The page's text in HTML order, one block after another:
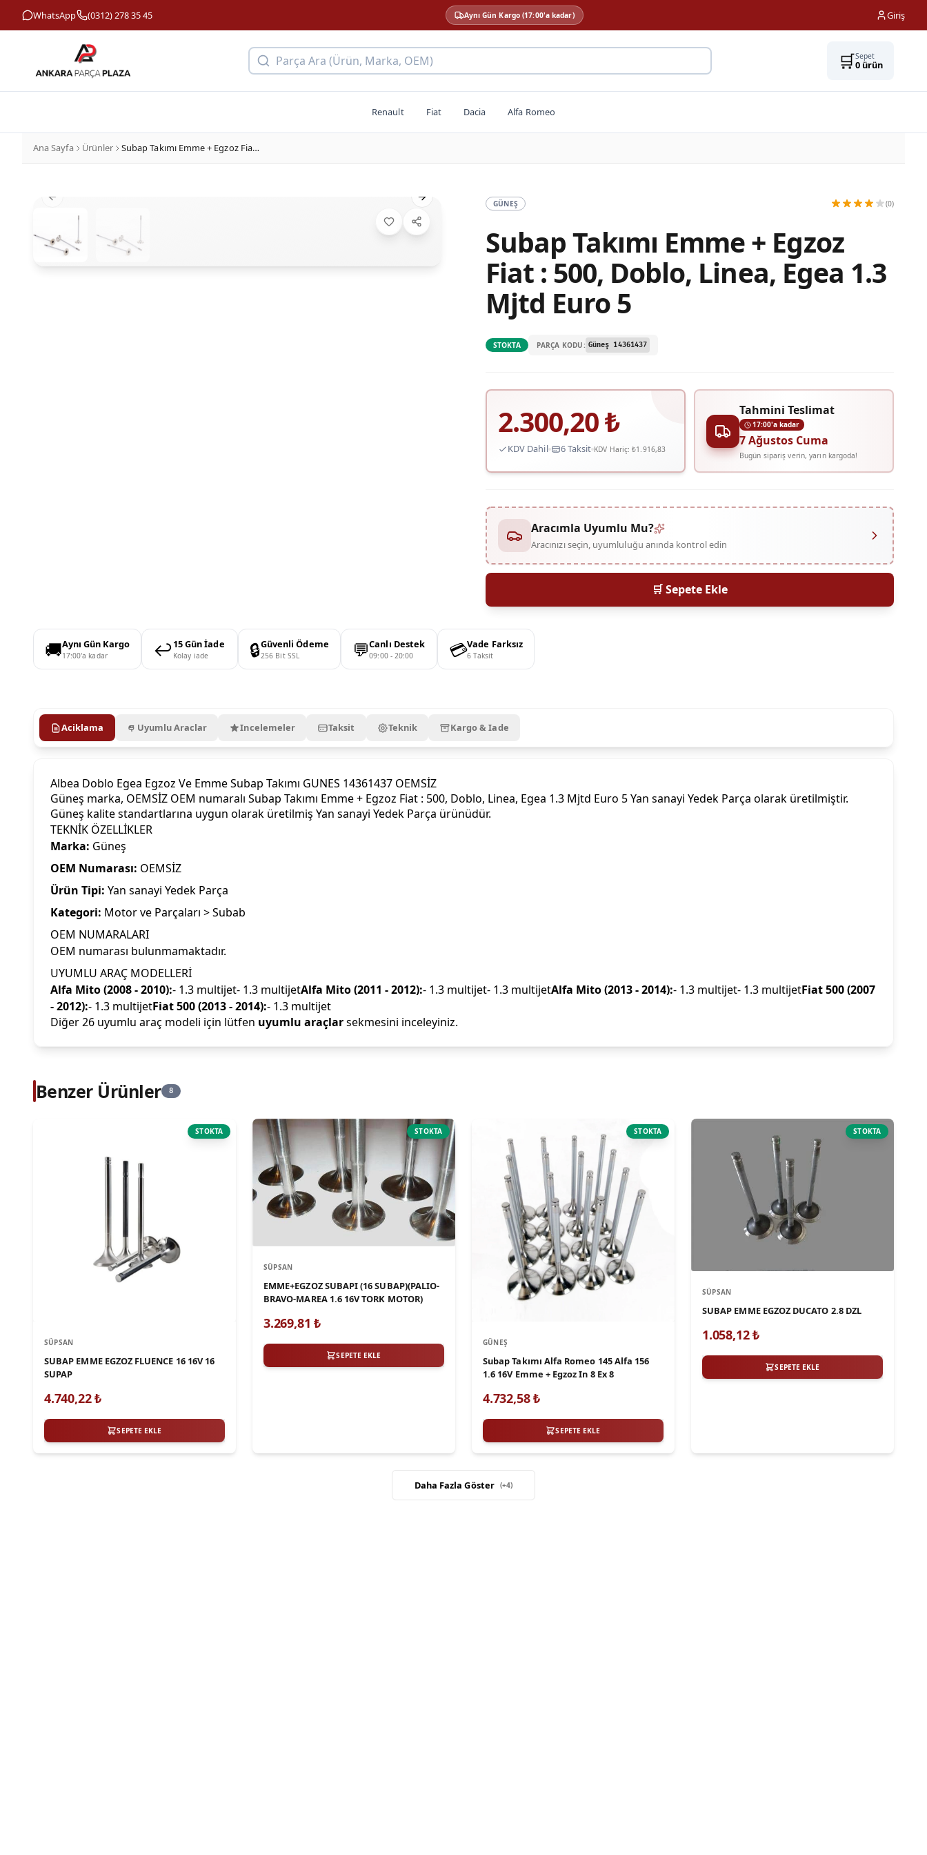
WhatsApp (0312) 278 35 45 Aynı Gün Kargo (17:00'a kadar) Giriş
Parça Ara (Ürün, Marka, OEM) 🛒Sepet
0ürün
Renault Fiat Dacia Alfa Romeo
Ana Sayfa Ürünler Subap Takımı Emme + Egzoz Fiat : 500, Doblo, Linea, Egea 1.3 Mjtd Euro 5
Previous slide Next slide GÜNEŞ (0)
Subap Takımı Emme + Egzoz
Fiat : 500, Doblo, Linea, Egea 1.3
Mjtd Euro 5
STOKTA PARÇA KODU: Güneş 14361437
2.300,20₺
KDV Dahil 6 Taksit KDV Hariç:₺1.916,83
Tahmini Teslimat
17:00'a kadar
7 Ağustos Cuma
Bugün sipariş verin, yarın kargoda!
Aracımla Uyumlu Mu?
Aracınızı seçin, uyumluluğu anında kontrol edin
🛒 Sepete Ekle
🚚Aynı Gün Kargo
17:00'a kadar ↩️ 15 Gün İade
Kolay iade 🔒Güvenli Ödeme
256 Bit SSL 💬Canlı Destek
09:00 - 20:00 💳Vade Farksız
6 Taksit
Aciklama Uyumlu Araclar Incelemeler Taksit Teknik Kargo & Iade
Albea Doblo Egea Egzoz Ve Emme Subap Takımı GUNES 14361437 OEMSİZ
Güneş marka, OEMSİZ OEM numaralı Subap Takımı Emme + Egzoz Fiat : 500, Doblo, Linea, Egea 1.3 Mjtd Euro 5 Yan sanayi Yedek Parça olarak üretilmiştir.
Güneş kalite standartlarına uygun olarak üretilmiş Yan sanayi Yedek Parça ürünüdür.
TEKNİK ÖZELLİKLER
Marka: Güneş
OEM Numarası: OEMSİZ
Ürün Tipi: Yan sanayi Yedek Parça
Kategori: Motor ve Parçaları > Subab
OEM NUMARALARI
OEM numarası bulunmamaktadır.
UYUMLU ARAÇ MODELLERİ
Alfa Mito (2008 - 2010):- 1.3 multijet- 1.3 multijetAlfa Mito (2011 - 2012):- 1.3 multijet- 1.3 multijetAlfa Mito (2013 - 2014):- 1.3 multijet- 1.3 multijetFiat 500 (2007
- 2012):- 1.3 multijetFiat 500 (2013 - 2014):- 1.3 multijet
Diğer 26 uyumlu araç modeli için lütfen uyumlu araçlarsekmesini inceleyiniz.
Benzer Ürünler 8
STOKTA
SÜPSAN
SUBAP EMME EGZOZ FLUENCE 16 16V 16
SUPAP
4.740,22₺
SEPETE EKLE
STOKTA
SÜPSAN
EMME+EGZOZ SUBAPI (16 SUBAP)(PALIO-
BRAVO-MAREA 1.6 16V TORK MOTOR)
3.269,81 ₺
SEPETE EKLE
STOKTA
GÜNEŞ
Subap Takımı Alfa Romeo 145 Alfa 156
1.6 16V Emme + Egzoz In 8 Ex 8
4.732,58₺
SEPETE EKLE
STOKTA
SÜPSAN
SUBAP EMME EGZOZ DUCATO 2.8 DZL
1.058,12₺
SEPETE EKLE
Daha Fazla Göster (+4)